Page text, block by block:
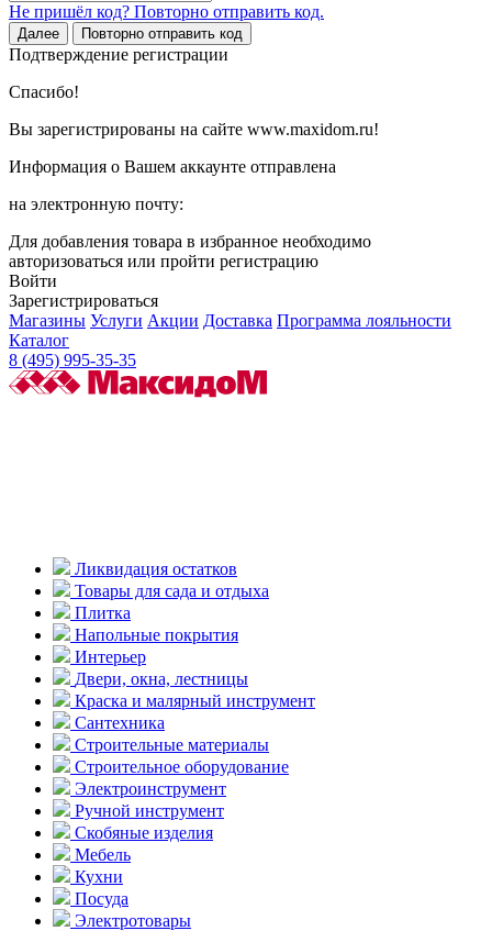
Не пришёл код? Повторно отправить код.
Далее Повторно отправить код
Подтверждение регистрации
Спасибо!
Вы зарегистрированы на сайте www.maxidom.ru!
Информация о Вашем аккаунте отправлена
на электронную почту:
Для добавления товара в избранное необходимо
авторизоваться или пройти регистрацию
Войти
Зарегистрироваться
Магазины Услуги Акции Доставка Программа лояльности
Каталог
8 (495) 995-35-35
Ликвидация остатков
Товары для сада и отдыха
Плитка
Напольные покрытия
Интерьер
Двери, окна, лестницы
Краска и малярный инструмент
Сантехника
Строительные материалы
Строительное оборудование
Электроинструмент
Ручной инструмент
Скобяные изделия
Мебель
Кухни
Посуда
Электротовары